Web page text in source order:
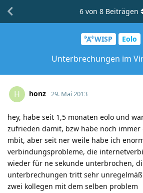
WISP Eolo
Unterbrechungen im
6von 8Beiträgen
H honz 29. Mai 2013
hey, habe seit 1,5 monaten eolo und
zufrieden damit, bzw habe noch immer
mbit, aber seit ner weile habe ich
verbindungsprobleme, die
wieder für ne sekunde unterbrochen,
unterbrechungen tritt sehr
zwei kollegen mit dem selben problem